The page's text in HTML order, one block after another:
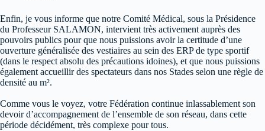
Enfin, je vous informe que notre Comité Médical, sous la Présidence
du Professeur SALAMON, intervient très activement auprès des
pouvoirs publics pour que nous puissions avoir la certitude d’une
ouverture généralisée des vestiaires au sein des ERP de type sportif
(dans le respect absolu des précautions idoines), et que nous puissions
également accueillir des spectateurs dans nos Stades selon une règle de
densité au m².
Comme vous le voyez, votre Fédération continue inlassablement son
devoir d’accompagnement de l’ensemble de son réseau, dans cette
période décidément, très complexe pour tous.